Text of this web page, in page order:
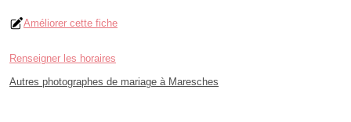
Améliorer cette fiche
Renseigner les horaires
Autres photographes de mariage à Maresches